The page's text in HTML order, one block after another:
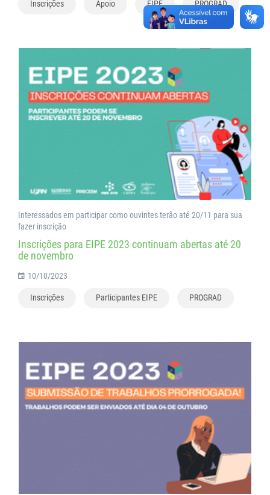
Inscrições Apoio EIPE PROGRAD
Interessados em participar como ouvintes terão até 20/11 para sua
fazer inscrição
Inscrições para EIPE 2023 continuam abertas até 20
de novembro
10/10/2023
Inscrições Participantes EIPE PROGRAD